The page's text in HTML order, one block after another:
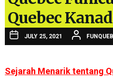
Quebec
JULY 25, 2021
Sejarah Menarik tentang